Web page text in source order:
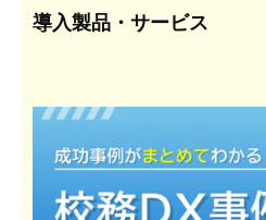
導入製品・サービス